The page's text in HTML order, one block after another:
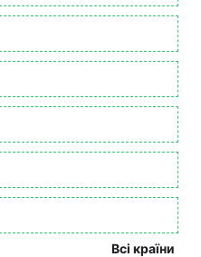
Всі країни